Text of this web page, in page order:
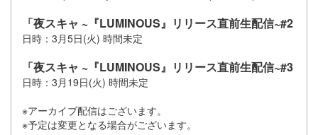
「夜スキャ ~『LUMINOUS』リリース直前生配信~#2
日時：3月5日(火) 時間未定
「夜スキャ ~『LUMINOUS』リリース直前生配信~#3
日時：3月19日(火) 時間未定
※アーカイブ配信はございます。
※予定は変更となる場合がございます。